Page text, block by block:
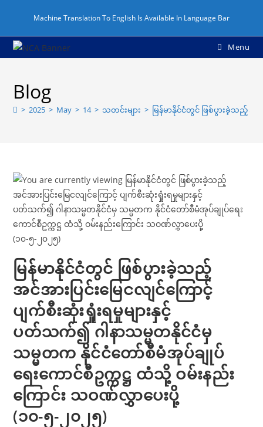
Machine Translation To English Is Available In Language Bar
Menu
Blog
> 2025 > May > 14 > သတင်းများ > မြန်မာနိုင်ငံတွင် ဖြစ်ပွားခဲ့သည့် အ
မြန်မာနိုင်ငံတွင် ဖြစ်ပွားခဲ့သည့်
အင်အားပြင်းမြေငလျင်ကြောင့်
ပျက်စီးဆုံးရှုံးရမှုများနှင့်
ပတ်သက်၍ ဂါနာသမ္မတနိုင်ငံမှ
သမ္မတက နိုင်ငံတော်စီမံအုပ်ချုပ်
ရေးကောင်စီဥက္ကဋ္ဌ ထံသို့ ဝမ်းနည်း
ကြောင်း သဝဏ်လွှာပေးပို့
(၁၀-၅-၂၀၂၅)